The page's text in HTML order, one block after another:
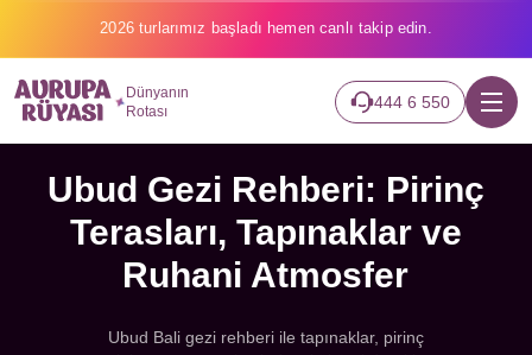
2026 turlarımız başladı hemen canlı takip edin.
Dünyanın
Rotası
444 6 550
Ubud Gezi Rehberi: Pirinç
Terasları, Tapınaklar ve
Ruhani Atmosfer
Ubud Bali gezi rehberi ile tapınaklar, pirinç